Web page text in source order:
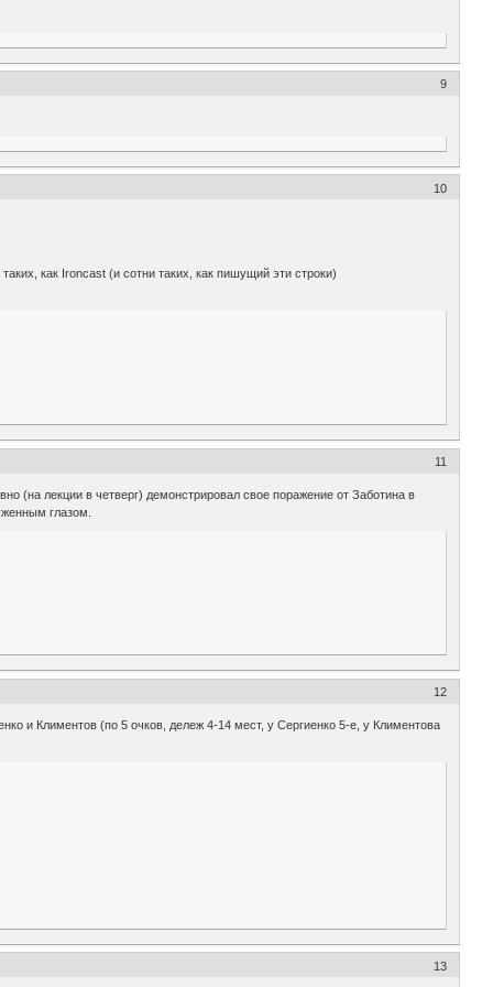
9
10
как Ironcast (и сотни таких, как пишущий эти строки)
11
(на лекции в четверг) демонстрировал свое поражение от Заботина в
глазом.
12
и Климентов (по 5 очков, дележ 4-14 мест, у Сергиенко 5-е, у Климентова
13